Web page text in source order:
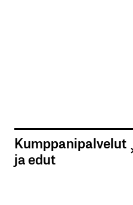
Kumppanipalvelut
ja edut